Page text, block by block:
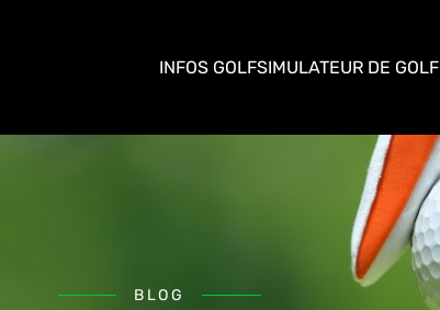
INFOS GOLFSIMULATEUR DE GOLF
BLOG